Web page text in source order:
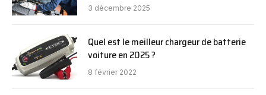
3 décembre 2025
Quel est le meilleur chargeur de batterie
voiture en 2025 ?
8 février 2022